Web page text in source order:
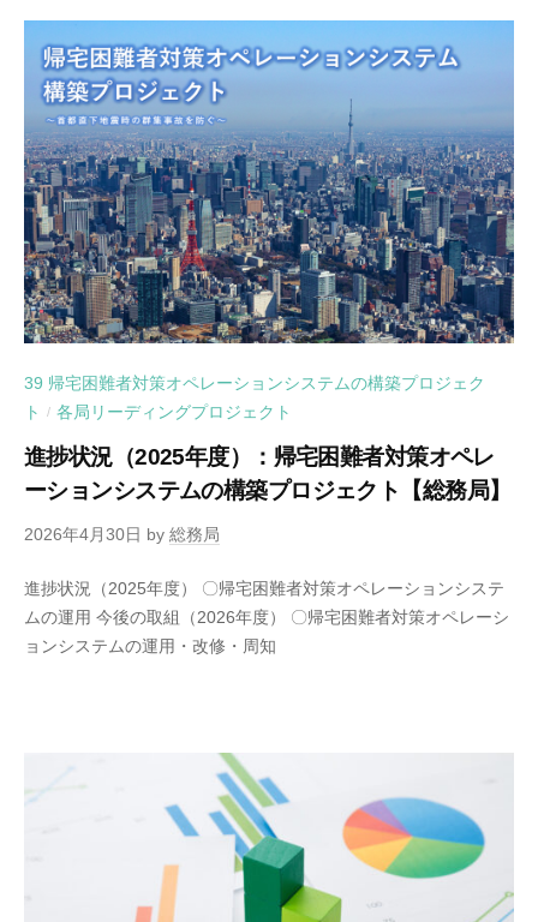
39 帰宅困難者対策オペレーションシステムの構築プロジェク
ト
/ 各局リーディングプロジェクト
進捗状況（2025年度）：帰宅困難者対策オペレ
ーションシステムの構築プロジェクト【総務局】
2026年4月30日 by 総務局
進捗状況（2025年度） 〇帰宅困難者対策オペレーションシステ
ムの運用 今後の取組（2026年度） 〇帰宅困難者対策オペレーシ
ョンシステムの運用・改修・周知